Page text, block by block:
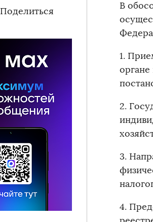
Поделиться
В
1.
2.
3.
4.